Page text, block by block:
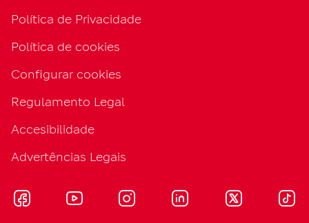
Política de Privacidade
Política de cookies
Configurar cookies
Regulamento Legal
Accesibilidade
Advertências Legais